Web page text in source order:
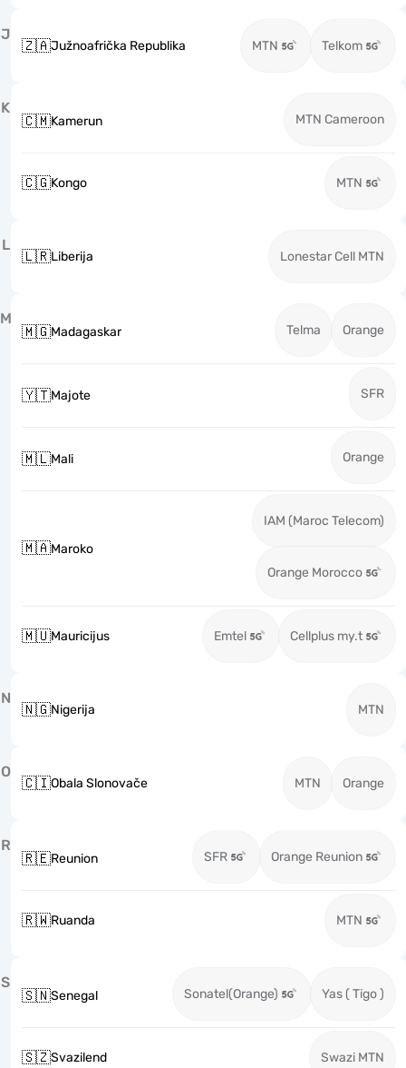
J
🇿🇦Južnoafrička Republika MTN Telkom
K
🇨🇲Kamerun MTN Cameroon
🇨🇬Kongo MTN
L
🇱🇷Liberija Lonestar Cell MTN
M
🇲🇬Madagaskar Telma Orange
🇾🇹Majote SFR
🇲🇱Mali Orange
🇲🇦Maroko
IAM (Maroc Telecom)
Orange Morocco
🇲🇺Mauricijus Emtel Cellplus my.t
N
🇳🇬Nigerija MTN
O
🇨🇮Obala Slonovače MTN Orange
R
🇷🇪Reunion SFR Orange Reunion
🇷🇼Ruanda MTN
S
🇸🇳Senegal Sonatel(Orange) Yas ( Tigo )
🇸🇿Svazilend Swazi MTN